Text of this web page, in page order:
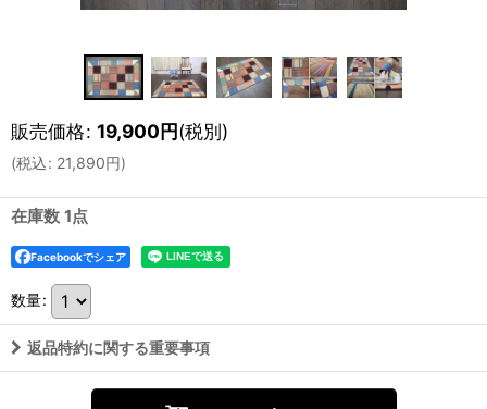
販売価格: 19,900円(税別)
(税込: 21,890円)
在庫数 1点
Facebookでシェア
数量:
返品特約に関する重要事項